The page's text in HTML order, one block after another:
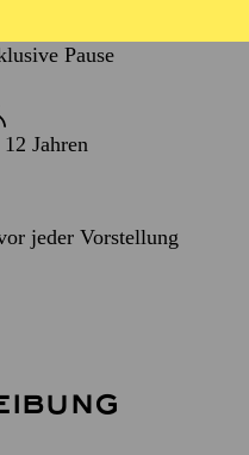
Pause
Jahren
jeder Vorstellung